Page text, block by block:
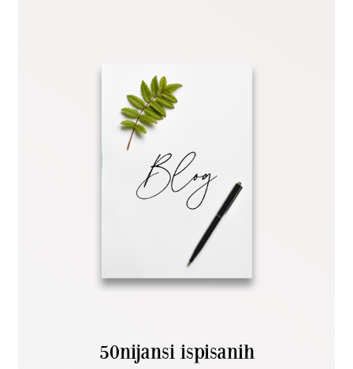
50nijansi ispisanih